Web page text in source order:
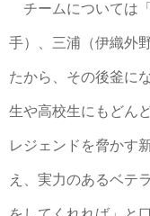
チームについては
手）、三浦（伊織外
たから、その後釜に
生や高校生にもどん
レジェンドを脅かす
え、実力のあるベテ